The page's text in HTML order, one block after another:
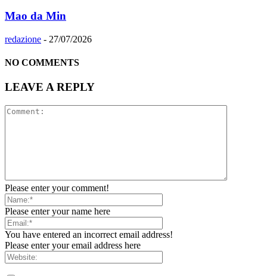
Mao da Min
redazione - 27/07/2026
NO COMMENTS
LEAVE A REPLY
Please enter your comment!
Please enter your name here
You have entered an incorrect email address!
Please enter your email address here